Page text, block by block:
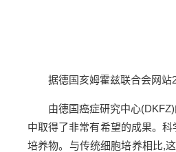
据德国亥姆霍兹联合会网
由德国癌症研究中心
中取得了非常有希望的成果。
培养物。与传统细胞培养相比,